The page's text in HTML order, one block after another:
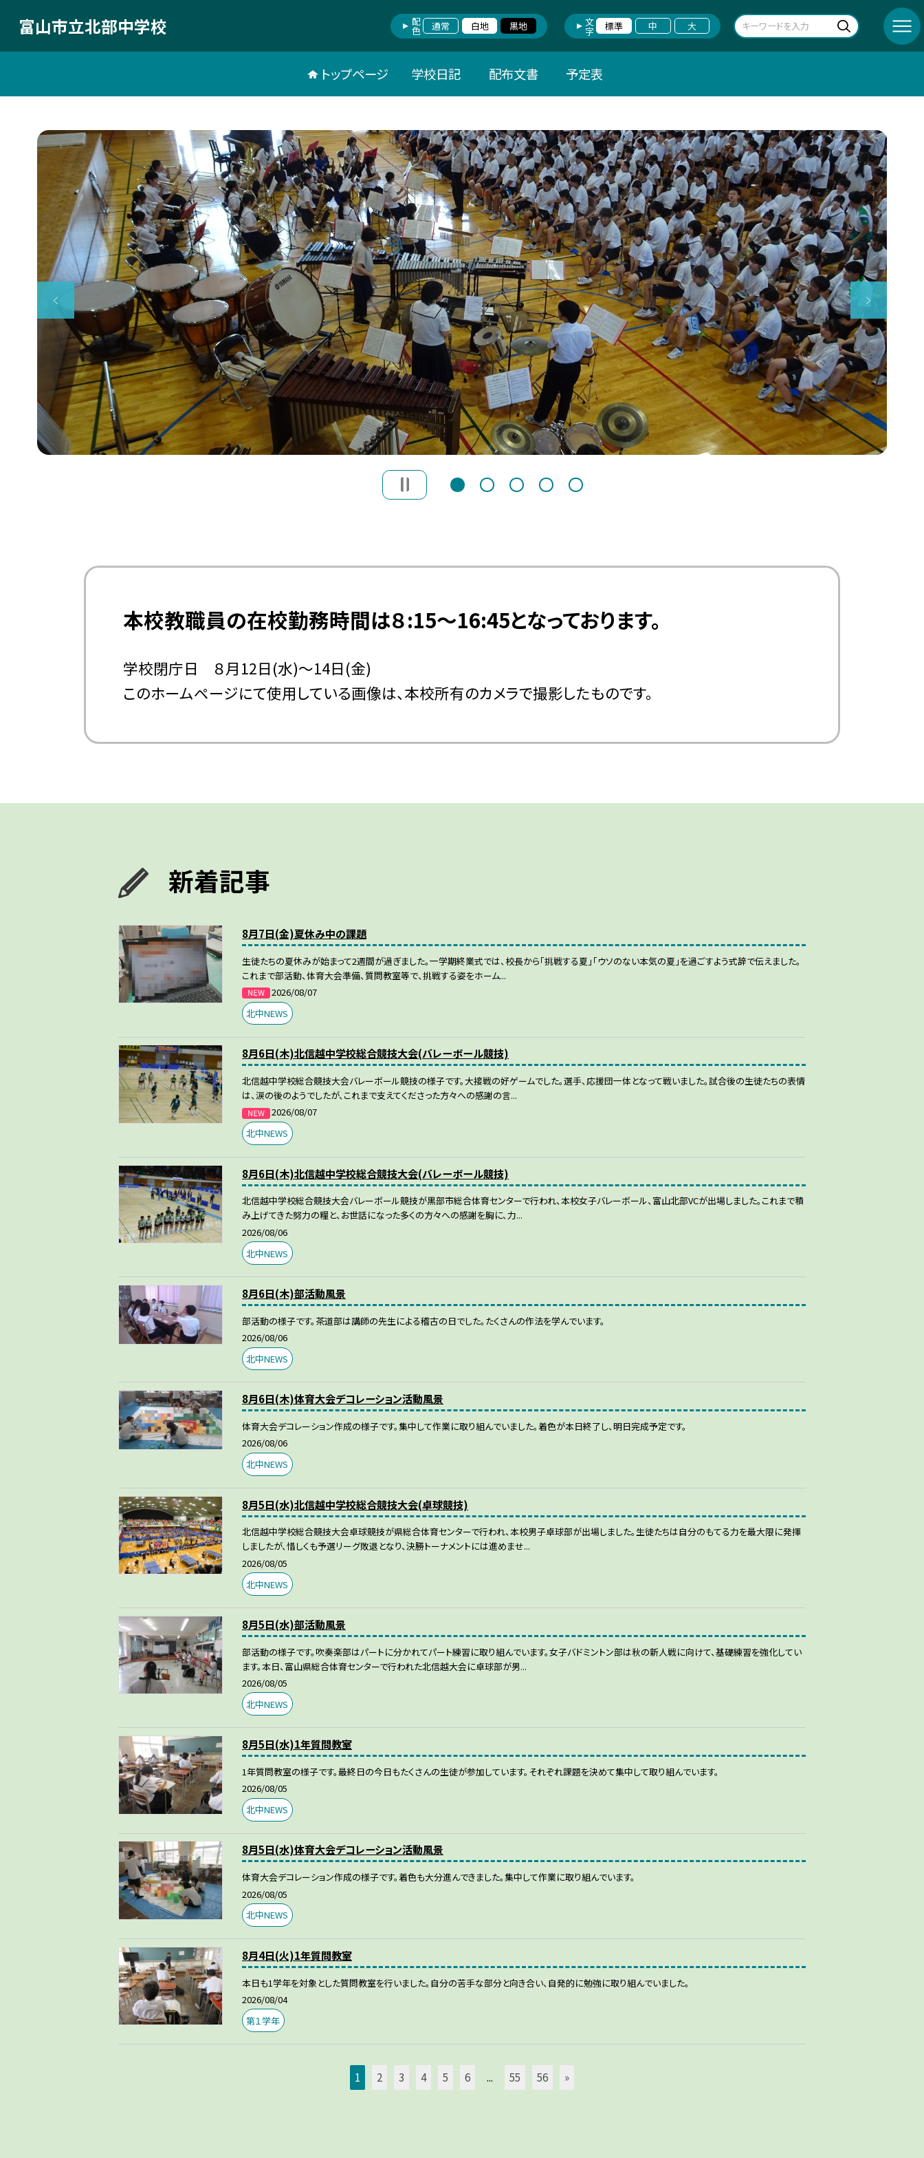
富山市立北部中学校 配色 通常 白地 黒地 文字 標準 中 大
トップページ 学校日記 配布文書 予定表
本校教職員の在校勤務時間は８:15～16:45となっております。
学校閉庁日 ８月12日(水)～14日(金)
このホームページにて使用している画像は、本校所有のカメラで撮影したものです。
新着記事
8月7日(金)夏休み中の課題
生徒たちの夏休みが始まって2週間が過ぎました。一学期終業式では、校長から「挑戦する夏」「ウソのない本気の夏」を過ごすよう式辞で伝えました。
これまで部活動、体育大会準備、質問教室等で、挑戦する姿をホーム...
2026/08/07
北中NEWS
8月6日(木)北信越中学校総合競技大会(バレーボール競技)
北信越中学校総合競技大会バレーボール競技の様子です。大接戦の好ゲームでした。選手、応援団一体となって戦いました。試合後の生徒たちの表情
は、涙の後のようでしたが、これまで支えてくださった方々への感謝の言...
2026/08/07
北中NEWS
8月6日(木)北信越中学校総合競技大会(バレーボール競技)
北信越中学校総合競技大会バレーボール競技が黒部市総合体育センターで行われ、本校女子バレーボール、富山北部VCが出場しました。これまで積
み上げてきた努力の糧と、お世話になった多くの方々への感謝を胸に、力...
2026/08/06
北中NEWS
8月6日(木)部活動風景
部活動の様子です。茶道部は講師の先生による稽古の日でした。たくさんの作法を学んでいます。
2026/08/06
北中NEWS
8月6日(木)体育大会デコレーション活動風景
体育大会デコレーション作成の様子です。集中して作業に取り組んでいました。着色が本日終了し、明日完成予定です。
2026/08/06
北中NEWS
8月5日(水)北信越中学校総合競技大会(卓球競技)
北信越中学校総合競技大会卓球競技が県総合体育センターで行われ、本校男子卓球部が出場しました。生徒たちは自分のもてる力を最大限に発揮
しましたが、惜しくも予選リーグ敗退となり、決勝トーナメントには進めませ...
2026/08/05
北中NEWS
8月5日(水)部活動風景
部活動の様子です。吹奏楽部はパートに分かれてパート練習に取り組んでいます。女子バドミントン部は秋の新人戦に向けて、基礎練習を強化してい
ます。本日、富山県総合体育センターで行われた北信越大会に卓球部が男...
2026/08/05
北中NEWS
8月5日(水)1年質問教室
1年質問教室の様子です。最終日の今日もたくさんの生徒が参加しています。それぞれ課題を決めて集中して取り組んでいます。
2026/08/05
北中NEWS
8月5日(水)体育大会デコレーション活動風景
体育大会デコレーション作成の様子です。着色も大分進んできました。集中して作業に取り組んでいます。
2026/08/05
北中NEWS
8月4日(火)1年質問教室
本日も1学年を対象とした質問教室を行いました。自分の苦手な部分と向き合い、自発的に勉強に取り組んでいました。
2026/08/04
第１学年
1 2 3 4 5 6 ... 55 56 »